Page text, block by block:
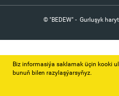
© "BEDEW" - Gurluşyk
Biz informasiýa saklamak üçin kooki
bunuň bilen razylaşýarsyňyz.